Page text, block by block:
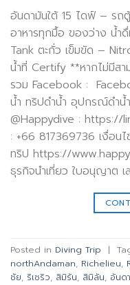
อันดามันใต้ 15 ไดฟ์ – รถ
อาหารทุกมื้อ ของว่าง น้ำ
Tank ตะกั่ว เข็มขัด –
น้ำที่ Certify **หากไม่มีสา
รวม Facebook :
น้ำ ทริปดำน้ำ อุปกรณ์ดำ
@Happydive : https://
: +66 817369736 เงื่อน
ทริป https://
ธุรกิจนำเที่ยว ใบอนุญาต
Posted in Diving Trip |
northAndaman, Richelieu,
ชัย, ริเชริว, สิมิรัน, สิมิลัน, อันด